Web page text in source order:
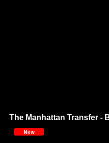
The Manhattan Transfer -